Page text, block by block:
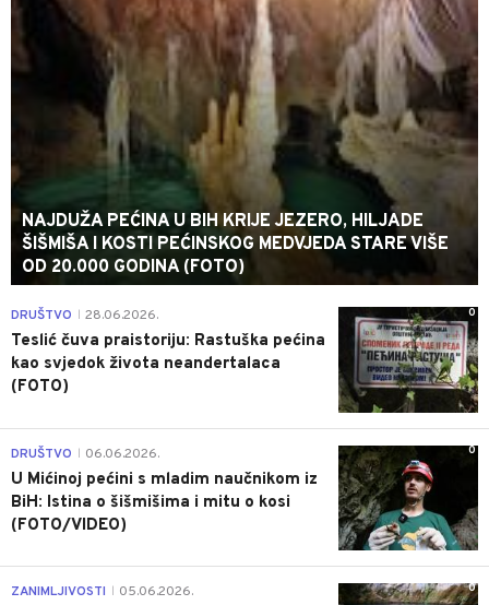
NAJDUŽA PEĆINA U BIH KRIJE JEZERO, HILJADE
ŠIŠMIŠA I KOSTI PEĆINSKOG MEDVJEDA STARE VIŠE
OD 20.000 GODINA (FOTO)
0
DRUŠTVO 28.06.2026.
Teslić čuva praistoriju: Rastuška pećina
kao svjedok života neandertalaca
(FOTO)
0
DRUŠTVO 06.06.2026.
U Mićinoj pećini s mladim naučnikom iz
BiH: Istina o šišmišima i mitu o kosi
(FOTO/VIDEO)
0
ZANIMLJIVOSTI 05.06.2026.